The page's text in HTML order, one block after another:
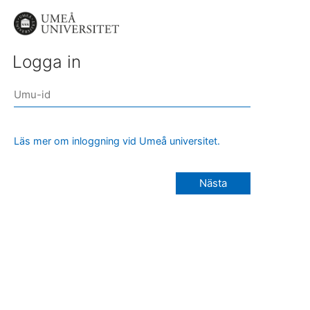
Logga in
Läs mer om inloggning vid Umeå universitet.
Nästa